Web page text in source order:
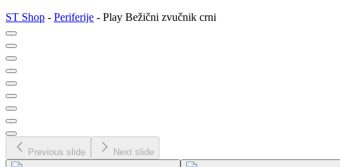
ST Shop - Periferije - Play Bežični zvučnik crni
Previous slide Next slide